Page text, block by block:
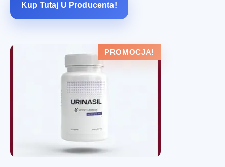
Kup Tutaj U Producenta!
PROMOCJA!